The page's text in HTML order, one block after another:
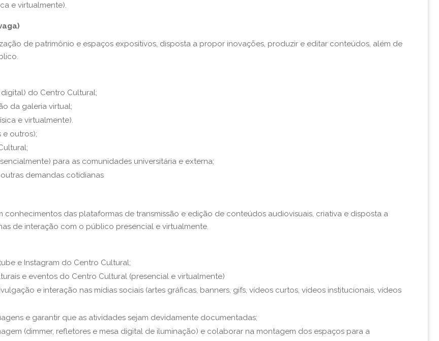
e virtualmente).
de patrimônio e espaços expositivos, disposta a propor inovações, produzir e editar conteúdos, além de
do Centro Cultural;
da galeria virtual;
e virtualmente).
e outros);
para as comunidades universitária e externa;
outras demandas cotidianas
conhecimentos das plataformas de transmissão e edição de conteúdos audiovisuais, criativa e disposta a
de interação com o público presencial e virtualmente.
e Instagram do Centro Cultural;
e eventos do Centro Cultural (presencial e virtualmente)
e interação nas mídias sociais (artes gráficas, banners, gifs, vídeos curtos, vídeos institucionais, vídeos
e garantir que as atividades sejam devidamente documentadas;
(dimmer, refletores e mesa digital de iluminação) e colaborar na montagem dos espaços para a